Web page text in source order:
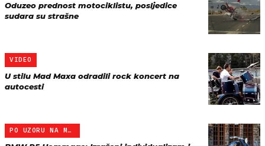
Oduzeo prednost motociklistu, posljedice
sudara su strašne
VIDEO
U stilu Mad Maxa odradili rock koncert na
autocesti
PO UZORU NA MODEL IZ 193…